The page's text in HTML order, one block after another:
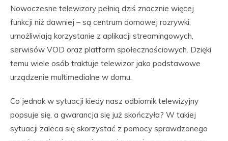
Nowoczesne telewizory pełnią dziś znacznie więcej
funkcji niż dawniej – są centrum domowej rozrywki,
umożliwiają korzystanie z aplikacji streamingowych,
serwisów VOD oraz platform społecznościowych. Dzięki
temu wiele osób traktuje telewizor jako podstawowe
urządzenie multimedialne w domu.
Co jednak w sytuacji kiedy nasz odbiornik telewizyjny
popsuje się, a gwarancja się już skończyła? W takiej
sytuacji zaleca się skorzystać z pomocy sprawdzonego